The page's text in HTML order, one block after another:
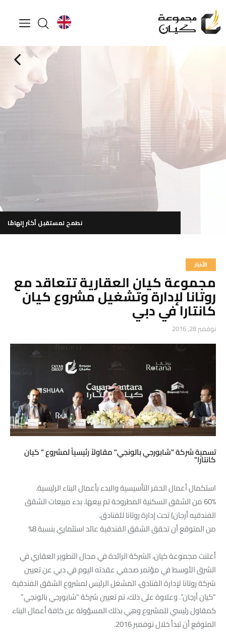
نطمح لمستقبل أكثر إلهامًا
الأخبار
مجموعة كيان العقارية تتعاقد مع
روتانا لإدارة وتشغيل مشروع كيان
كانتارا في دبي
نوفمبر 28, 2016
تسمية شركة "شابورجي بالونجي" مقاولاً رئيسياً لمشروع " كيان
كانتارا"
استكمال أعمال الحفر التأسيسية والبدء بأعمال البناء الرئيسية.
60% من الشقق السكنية المطروحة تم بيعها. بدء مبيعات الشقق
الفندقيه أرجان) تحت إدارة روتانا للفنادق.
من المتوقع أن تحقق الشقق الفندقية عائد استثماري بنسبة 8%
أعلنت مجموعة كيان، الشركة الرائدة في مجال التطوير العقاري في
الشرق الأوسط في مؤتمر صحفي عقدته اليوم في دبي عن تعيين
شركة روتانا لإدارة الفنادق، المشغل الرئيس لمشروع الشقق الفندقية
“كيان أرجان”. وعلاوة على ذلك، تم تعيين شركة “شابورجي بالونجي”
كمقاول رئيسي للمشروع وهي بذلك المسؤولة عن كافة أعمال البناء
المتوقع أن تبدأ خلال نوفمبر 2016.
لمعرفة المزيد
تصفح ملف الشركة
ساعة العمل من 9:00 صباحاً إلى 6:00 مساءً (من الأحد إلى الخميس)
6611 000 92 966+